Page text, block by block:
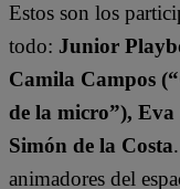
Estos son los
todo: Junior
Camila Campos
de la micro”),
Simón de la Costa
animadores del